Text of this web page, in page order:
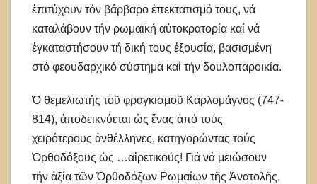
ἐπιτύχουν τόν βάρβαρο ἐπεκτατισμό τους, νά
καταλάβουν τήν ρωμαϊκή αὐτοκρατορία καί νά
ἐγκαταστήσουν τή δική τους ἐξουσία, βασισμένη
στό φεουδαρχικό σύστημα καί τήν δουλοπαροικία.
Ὁ θεμελιωτής τοῦ φραγκισμοῦ Καρλομάγνος (747-
814), ἀποδεικνύεται ὡς ἕνας ἀπό τούς
χειρότερους ἀνθέλληνες, κατηγορώντας τούς
Ὀρθοδόξους ὡς …αἱρετικούς! Γιά νά μειώσουν
τήν ἀξία τῶν Ὀρθοδόξων Ρωμαίων τῆς Ἀνατολῆς,